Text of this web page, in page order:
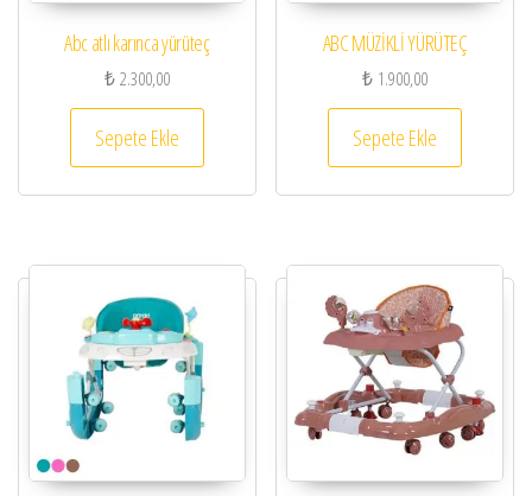
Abc atlı karınca yürüteç
₺2.300,00
Sepete Ekle
ABC MÜZİKLİ YÜRÜTEÇ
₺ 1.900,00
Sepete Ekle